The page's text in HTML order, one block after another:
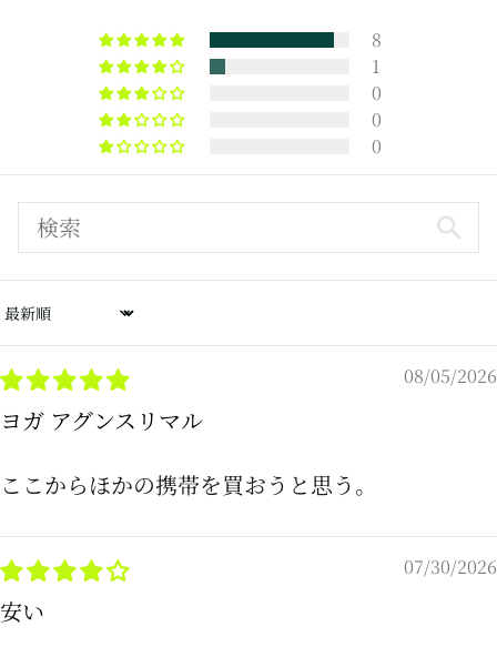
8
1
0
0
0
Sort by
08/05/2026
ヨガ アグンスリマル
ここからほかの携帯を買おうと思う。
07/30/2026
安い